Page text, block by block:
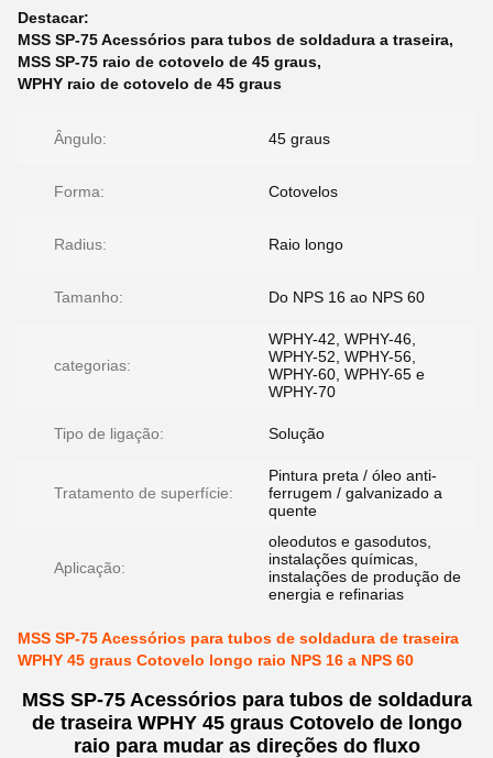
Destacar:
MSS SP-75 Acessórios para tubos de soldadura a traseira,
MSS SP-75 raio de cotovelo de 45 graus,
WPHY raio de cotovelo de 45 graus
Ângulo: 45 graus
Forma: Cotovelos
Radius: Raio longo
Tamanho: Do NPS 16 ao NPS 60
categorias:
WPHY-42, WPHY-46,
WPHY-52, WPHY-56,
WPHY-60, WPHY-65 e
WPHY-70
Tipo de ligação: Solução
Tratamento de superfície:
Pintura preta / óleo anti-
ferrugem / galvanizado a
quente
Aplicação:
oleodutos e gasodutos,
instalações químicas,
instalações de produção de
energia e refinarias
MSS SP-75 Acessórios para tubos de soldadura de traseira
WPHY 45 graus Cotovelo longo raio NPS 16 a NPS 60
MSS SP-75 Acessórios para tubos de soldadura
de traseira WPHY 45 graus Cotovelo de longo
raio para mudar as direções do fluxo